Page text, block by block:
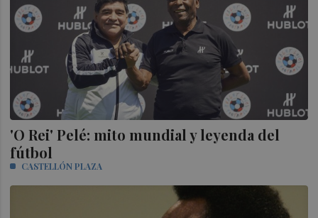
'O Rei' Pelé: mito mundial y leyenda del
fútbol
CASTELLÓN PLAZA